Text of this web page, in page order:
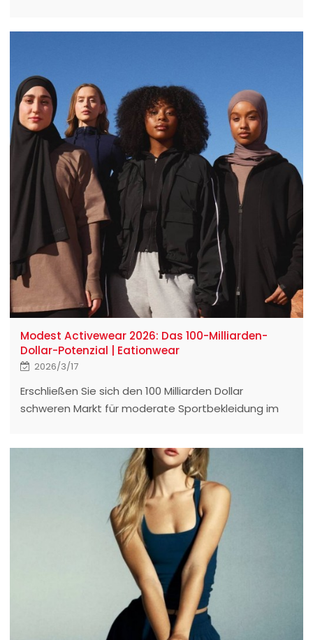
Modest Activewear 2026: Das 100-Milliarden-
Dollar-Potenzial | Eationwear
2026/3/17
Erschließen Sie sich den 100 Milliarden Dollar
schweren Markt für moderate Sportbekleidung im
Lösungen von Eationwear.